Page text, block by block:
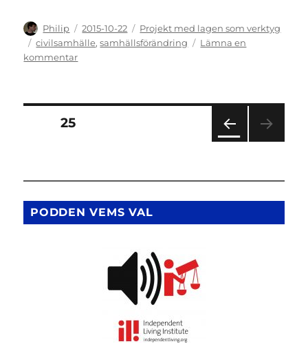
Författare
Philip
Publicerat
den
2015-10-22 Kategorier
Projekt med lagen som verktyg
Etiketter
civilsamhälle,samhällsförändring
Lämna en
kommentartill
lagen
som
Sidnumrering
inlägg
SIDA
SIDA25
PODDEN VEMS VAL